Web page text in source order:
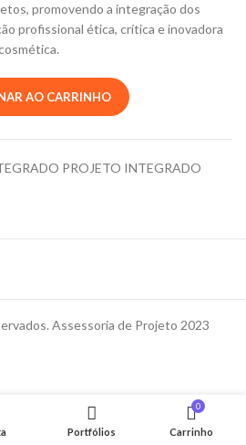
promovendo a integração dos
profissional ética, crítica e inovadora
AO CARRINHO
PROJETO INTEGRADO
Assessoria de Projeto 2023
Portfólios
0
Carrinho